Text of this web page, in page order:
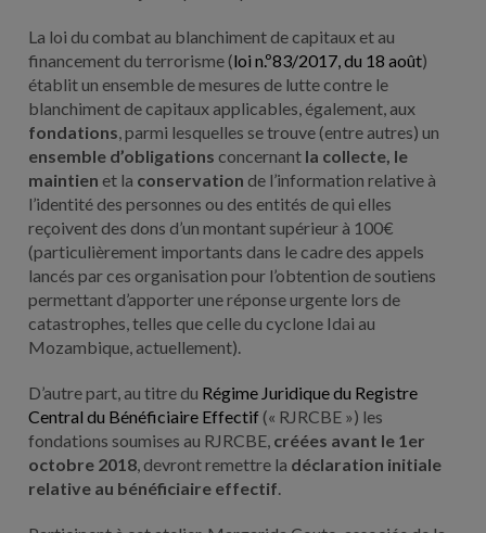
La loi du combat au blanchiment de capitaux et au
financement du terrorisme (loi n.º83/2017, du 18 août)
établit un ensemble de mesures de lutte contre le
blanchiment de capitaux applicables, également, aux
fondations , parmi lesquelles se trouve (entre autres) un
ensemble d’obligations concernant la collecte, le
maintien et la conservation de l’information relative à
l’identité des personnes ou des entités de qui elles
reçoivent des dons d’un montant supérieur à 100€
(particulièrement importants dans le cadre des appels
lancés par ces organisation pour l’obtention de soutiens
permettant d’apporter une réponse urgente lors de
catastrophes, telles que celle du cyclone Idai au
Mozambique, actuellement).
D’autre part, au titre du Régime Juridique du Registre
Central du Bénéficiaire Effectif (« RJRCBE ») les
fondations soumises au RJRCBE, créées avant le 1er
octobre 2018, devront remettre la déclaration initiale
relative au bénéficiaire effectif